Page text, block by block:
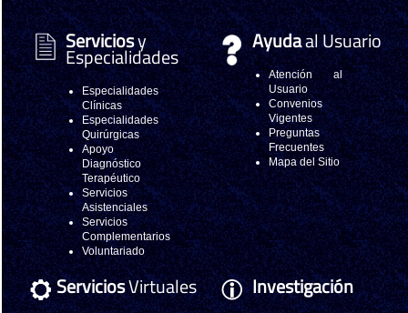
Serviciosy
Especialidades
Especialidades
Clínicas
Especialidades
Quirúrgicas
Apoyo
Diagnóstico
Terapéutico
Servicios
Asistenciales
Servicios
Complementarios
Voluntariado
Ayudaal Usuario
Atención al
Usuario
Convenios
Vigentes
Preguntas
Frecuentes
Mapa del Sitio
ServiciosVirtuales Investigación